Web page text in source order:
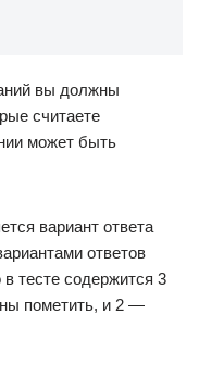
вы должны
считаете
может быть
вариант ответа
ответов
тесте содержится 3
пометить, и 2 —